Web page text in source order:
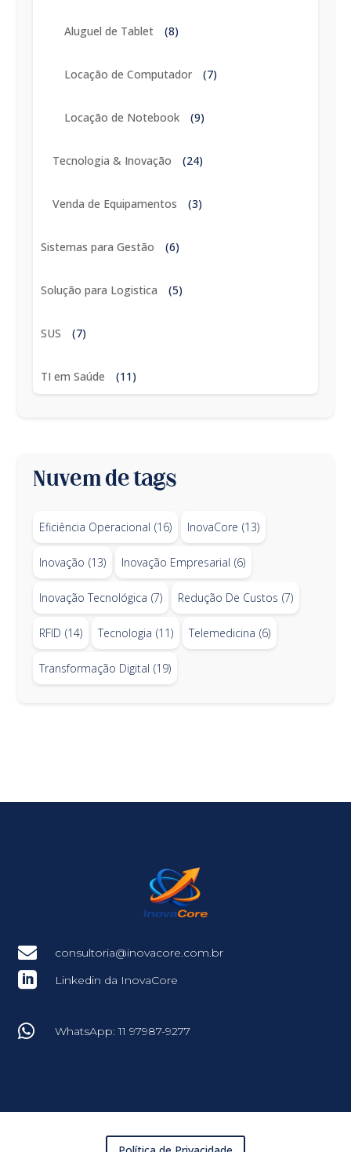
Aluguel de Tablet (8)
Locação de Computador (7)
Locação de Notebook (9)
Tecnologia & Inovação (24)
Venda de Equipamentos (3)
Sistemas para Gestão (6)
Solução para Logistica (5)
SUS (7)
TI em Saúde (11)
Nuvem de tags
Eficiência Operacional (16) InovaCore (13)
Inovação (13) Inovação Empresarial (6)
Inovação Tecnológica (7) Redução De Custos (7)
RFID (14) Tecnologia (11) Telemedicina (6)
Transformação Digital (19)
 consultoria@inovacore.com.br
 Linkedin da InovaCore
 WhatsApp: 11 97987-9277